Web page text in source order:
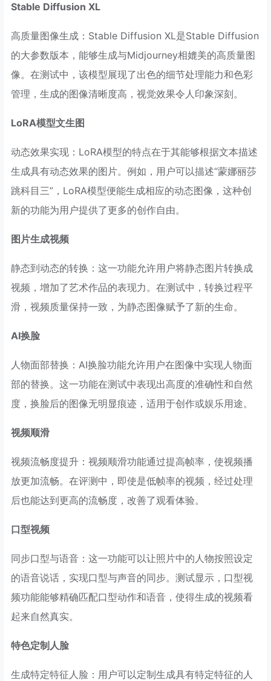
Stable Diffusion XL
高质量图像生成：Stable Diffusion XL是Stable Diffusion
的大参数版本，能够生成与Midjourney相媲美的高质量图
像。在测试中，该模型展现了出色的细节处理能力和色彩
管理，生成的图像清晰度高，视觉效果令人印象深刻。
LoRA模型文生图
动态效果实现：LoRA模型的特点在于其能够根据文本描述
生成具有动态效果的图片。例如，用户可以描述“蒙娜丽莎
跳科目三”，LoRA模型便能生成相应的动态图像，这种创
新的功能为用户提供了更多的创作自由。
图片生成视频
静态到动态的转换：这一功能允许用户将静态图片转换成
视频，增加了艺术作品的表现力。在测试中，转换过程平
滑，视频质量保持一致，为静态图像赋予了新的生命。
AI换脸
人物面部替换：AI换脸功能允许用户在图像中实现人物面
部的替换。这一功能在测试中表现出高度的准确性和自然
度，换脸后的图像无明显痕迹，适用于创作或娱乐用途。
视频顺滑
视频流畅度提升：视频顺滑功能通过提高帧率，使视频播
放更加流畅。在评测中，即使是低帧率的视频，经过处理
后也能达到更高的流畅度，改善了观看体验。
口型视频
同步口型与语音：这一功能可以让照片中的人物按照设定
的语音说话，实现口型与声音的同步。测试显示，口型视
频功能能够精确匹配口型动作和语音，使得生成的视频看
起来自然真实。
特色定制人脸
生成特定特征人脸：用户可以定制生成具有特定特征的人